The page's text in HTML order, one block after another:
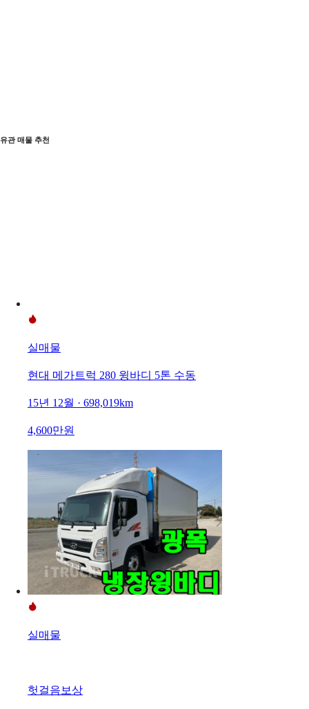
유관 매물 추천
실매물
현대 메가트럭 280 윙바디 5톤 수동
15년 12월 · 698,019km
4,600만원
실매물
헛걸음보상